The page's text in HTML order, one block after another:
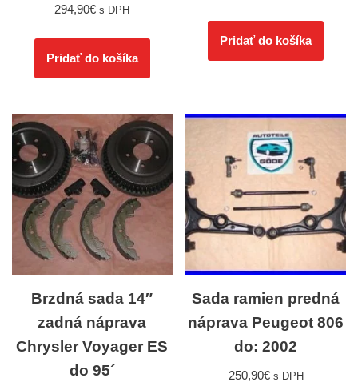
294,90€ s DPH
Pridať do košíka
Pridať do košíka
Brzdná sada 14″
zadná náprava
Chrysler Voyager ES
do 95´
Sada ramien predná
náprava Peugeot 806
do: 2002
250,90€ s DPH